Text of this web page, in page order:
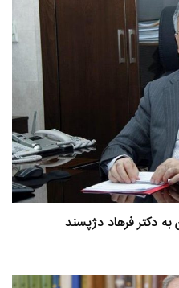
دکتر فرهاد دژپسند